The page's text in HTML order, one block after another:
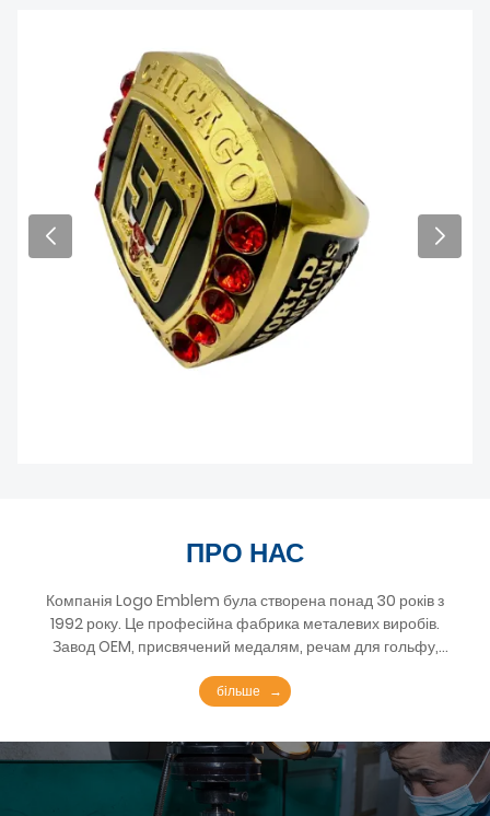
ПРО НАС
Компанія Logo Emblem була створена понад 30 років з
1992 року. Це професійна фабрика металевих виробів.
Завод OEM, присвячений медалям, речам для гольфу,
Industries Co. Ltd. займається розробкою, виробництвом
виготовляємо медалі марафонських забігів, які
проводяться у великих містах по всьому світу для наших
клієнтів, особливо для клієнтів у США та країнах Європи.
Компанія Logo Emblem Industries Co. Ltd. розташована
більше